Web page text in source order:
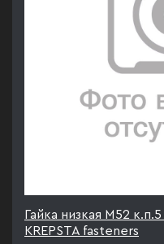
Гайка низкая М52
KREPSTA fasteners